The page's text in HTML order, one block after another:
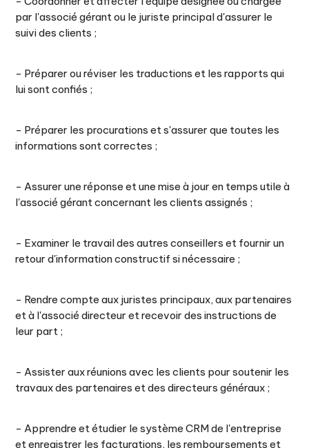
par l'associé gérant ou le juriste principal d'assurer le
suivi des clients ;
- Préparer ou réviser les traductions et les rapports qui
lui sont confiés ;
- Préparer les procurations et s'assurer que toutes les
informations sont correctes ;
- Assurer une réponse et une mise à jour en temps utile à
l'associé gérant concernant les clients assignés ;
- Examiner le travail des autres conseillers et fournir un
retour d'information constructif si nécessaire ;
- Rendre compte aux juristes principaux, aux partenaires
et à l'associé directeur et recevoir des instructions de
leur part ;
- Assister aux réunions avec les clients pour soutenir les
travaux des partenaires et des directeurs généraux ;
- Apprendre et étudier le système CRM de l'entreprise
et enregistrer les facturations, les remboursements et